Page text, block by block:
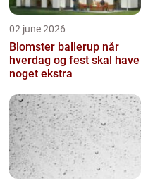
02 june 2026
Blomster ballerup når
hverdag og fest skal have
noget ekstra